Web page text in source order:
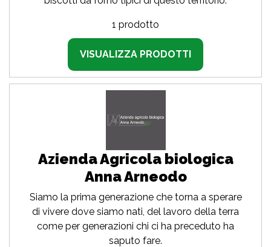
1 prodotto
VISUALIZZA PRODOTTI
Azienda Agricola biologica
Anna Arneodo
Siamo la prima generazione che torna a sperare
di vivere dove siamo nati, del lavoro della terra
come per generazioni chi ci ha preceduto ha
saputo fare.